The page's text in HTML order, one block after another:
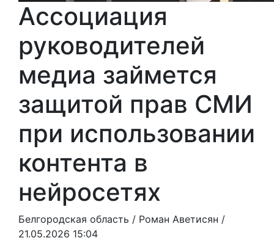
Ассоциация
руководителей
медиа займется
защитой прав СМИ
при использовании
контента в
нейросетях
Белгородская область / Роман Аветисян /
21.05.2026 15:04